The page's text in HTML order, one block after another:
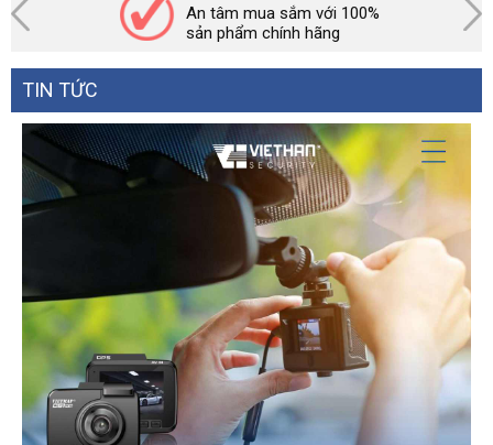
An tâm mua sắm với 100%
sản phẩm chính hãng
TIN TỨC